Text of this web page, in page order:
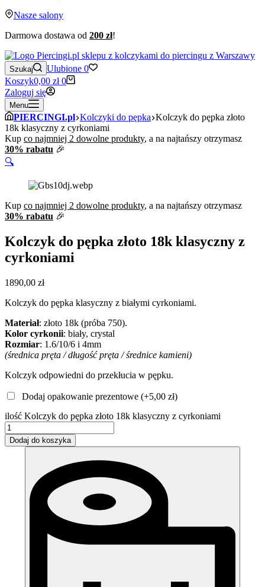
Nasze salony
Darmowa dostawa od 200 zł!
Szukaj Ulubione 0
Koszyk0,00 zł 0
Zaloguj się
Menu
PIERCINGI.pl Kolczyki do pępka Kolczyk do pępka złoto
18k klasyczny z cyrkoniami
Kup co najmniej 2 dowolne produkty, a na najtańszy otrzymasz
30% rabatu 🎉
🔍
Kup co najmniej 2 dowolne produkty, a na najtańszy otrzymasz
30% rabatu 🎉
Kolczyk do pępka złoto 18k klasyczny z
cyrkoniami
1890,00 zł
Kolczyk do pępka klasyczny z białymi cyrkoniami.
Materiał: złoto 18k (próba 750).
Kolor cyrkonii: biały, crystal
Rozmiar: 1.6/10/6 i 4mm
(średnica pręta / długość pręta / średnice kamieni)
Kolczyk odpowiedni do przekłucia w pępku.
Dodaj opakowanie prezentowe (+5,00 zł)
ilość Kolczyk do pępka złoto 18k klasyczny z cyrkoniami
Dodaj do koszyka